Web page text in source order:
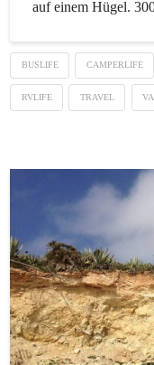
auf einem Hügel.
BUSLIFE CAMPERLIFE
RVLIFE TRAVEL